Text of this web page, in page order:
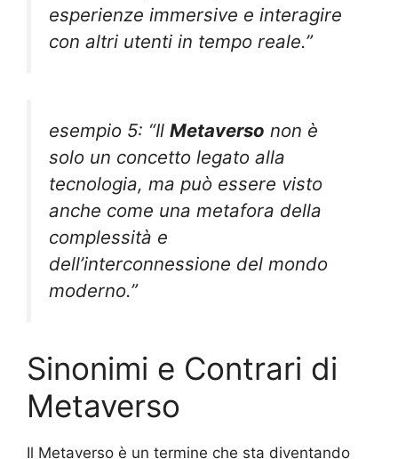
esperienze immersive e interagire
con altri utenti in tempo reale.”
esempio 5: “Il Metaverso non è
solo un concetto legato alla
tecnologia, ma può essere visto
anche come una metafora della
complessità e
dell’interconnessione del mondo
moderno.”
Sinonimi e Contrari di
Metaverso
Il Metaverso è un termine che sta diventando